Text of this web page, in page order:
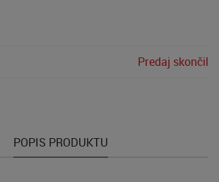
Predaj skončil
POPIS PRODUKTU